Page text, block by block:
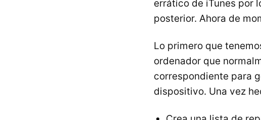
errático de iTunes por
posterior. Ahora de
Lo primero que
ordenador que
correspondiente para
dispositivo. Una vez